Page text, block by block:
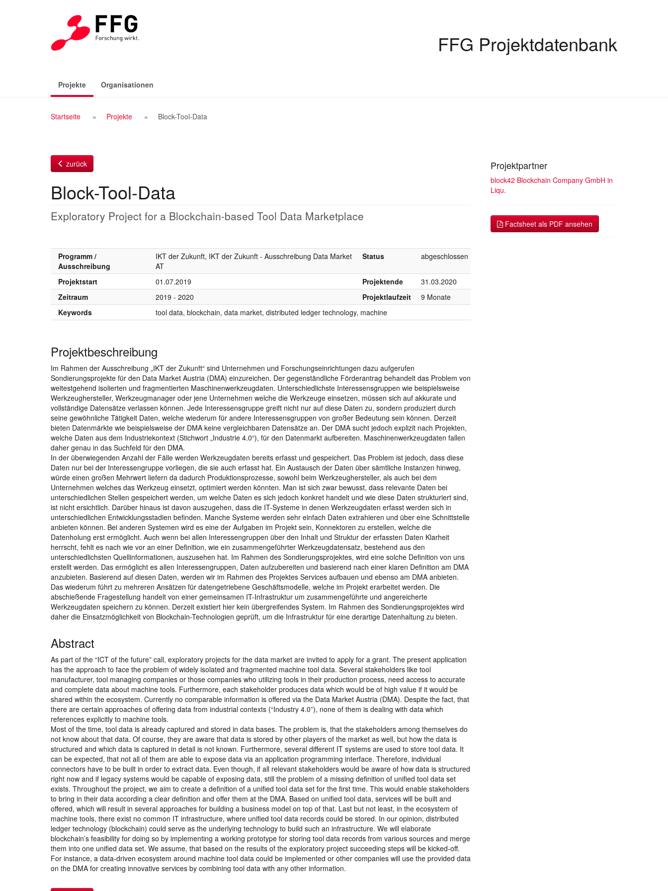
FFG Projektdatenbank
Projekte(aktiv)Organisationen
Breadcrumb
Startseite Projekte Block-Tool-Data
zurück
Block-Tool-Data
Exploratory Project for a Blockchain-based Tool Data Marketplace
Programm /
Ausschreibung
IKT der Zukunft, IKT der Zukunft - Ausschreibung Data Market
AT
Status abgeschlossen
Projektstart 01.07.2019 Projektende
31.03.2020
Zeitraum
2019 - 2020 Projektlaufzeit
9 Monate
Keywords
tool data, blockchain, data market, distributed ledger technology, machine
Projektbeschreibung
Im Rahmen der Ausschreibung „IKT der Zukunft“ sind Unternehmen und Forschungseinrichtungen dazu aufgerufen
Sondierungsprojekte für den Data Market Austria (DMA) einzureichen. Der gegenständliche Förderantrag behandelt das Problem von
weitestgehend isolierten und fragmentierten Maschinenwerkzeugdaten. Unterschiedlichste Interessensgruppen wie beispielsweise
Werkzeughersteller, Werkzeugmanager oder jene Unternehmen welche die Werkzeuge einsetzen, müssen sich auf akkurate und
vollständige Datensätze verlassen können. Jede Interessensgruppe greift nicht nur auf diese Daten zu, sondern produziert durch
seine gewöhnliche Tätigkeit Daten, welche wiederum für andere Interessensgruppen von großer Bedeutung sein können. Derzeit
bieten Datenmärkte wie beispielsweise der DMA keine vergleichbaren Datensätze an. Der DMA sucht jedoch explizit nach Projekten,
welche Daten aus dem Industriekontext (Stichwort „Industrie 4.0“), für den Datenmarkt aufbereiten. Maschinenwerkzeugdaten fallen
daher genau in das Suchfeld für den DMA.
In der überwiegenden Anzahl der Fälle werden Werkzeugdaten bereits erfasst und gespeichert. Das Problem ist jedoch, dass diese
Daten nur bei der Interessengruppe vorliegen, die sie auch erfasst hat. Ein Austausch der Daten über sämtliche Instanzen hinweg,
würde einen großen Mehrwert liefern da dadurch Produktionsprozesse, sowohl beim Werkzeughersteller, als auch bei dem
Unternehmen welches das Werkzeug einsetzt, optimiert werden könnten. Man ist sich zwar bewusst, dass relevante Daten bei
unterschiedlichen Stellen gespeichert werden, um welche Daten es sich jedoch konkret handelt und wie diese Daten strukturiert sind,
ist nicht ersichtlich. Darüber hinaus ist davon auszugehen, dass die IT-Systeme in denen Werkzeugdaten erfasst werden sich in
unterschiedlichen Entwicklungsstadien befinden. Manche Systeme werden sehr einfach Daten extrahieren und über eine Schnittstelle
anbieten können. Bei anderen Systemen wird es eine der Aufgaben im Projekt sein, Konnektoren zu erstellen, welche die
Datenholung erst ermöglicht. Auch wenn bei allen Interessengruppen über den Inhalt und Struktur der erfassten Daten Klarheit
herrscht, fehlt es nach wie vor an einer Definition, wie ein zusammengeführter Werkzeugdatensatz, bestehend aus den
unterschiedlichsten Quellinformationen, auszusehen hat. Im Rahmen des Sondierungsprojektes, wird eine solche Definition von uns
erstellt werden. Das ermöglicht es allen Interessengruppen, Daten aufzubereiten und basierend nach einer klaren Definition am DMA
anzubieten. Basierend auf diesen Daten, werden wir im Rahmen des Projektes Services aufbauen und ebenso am DMA anbieten.
Das wiederum führt zu mehreren Ansätzen für datengetriebene Geschäftsmodelle, welche im Projekt erarbeitet werden. Die
abschießende Fragestellung handelt von einer gemeinsamen IT-Infrastruktur um zusammengeführte und angereicherte
Werkzeugdaten speichern zu können. Derzeit existiert hier kein übergreifendes System. Im Rahmen des Sondierungsprojektes wird
daher die Einsatzmöglichkeit von Blockchain-Technologien geprüft, um die Infrastruktur für eine derartige Datenhaltung zu bieten.
Abstract
As part of the “ICT of the future” call, exploratory projects for the data market are invited to apply for a grant. The present application
has the approach to face the problem of widely isolated and fragmented machine tool data. Several stakeholders like tool
manufacturer, tool managing companies or those companies who utilizing tools in their production process, need access to accurate
and complete data about machine tools. Furthermore, each stakeholder produces data which would be of high value if it would be
shared within the ecosystem. Currently no comparable information is offered via the Data Market Austria (DMA). Despite the fact, that
there are certain approaches of offering data from industrial contexts (“Industry 4.0”), none of them is dealing with data which
references explicitly to machine tools.
Most of the time, tool data is already captured and stored in data bases. The problem is, that the stakeholders among themselves do
not know about that data. Of course, they are aware that data is stored by other players of the market as well, but how the data is
structured and which data is captured in detail is not known. Furthermore, several different IT systems are used to store tool data. It
can be expected, that not all of them are able to expose data via an application programming interface. Therefore, individual
connectors have to be built in order to extract data. Even though, if all relevant stakeholders would be aware of how data is structured
right now and if legacy systems would be capable of exposing data, still the problem of a missing definition of unified tool data set
exists. Throughout the project, we aim to create a definition of a unified tool data set for the first time. This would enable stakeholders
to bring in their data according a clear definition and offer them at the DMA. Based on unified tool data, services will be built and
offered, which will result in several approaches for building a business model on top of that. Last but not least, in the ecosystem of
machine tools, there exist no common IT infrastructure, where unified tool data records could be stored. In our opinion, distributed
ledger technology (blockchain) could serve as the underlying technology to build such an infrastructure. We will elaborate
blockchain’s feasibility for doing so by implementing a working prototype for storing tool data records from various sources and merge
them into one unified data set. We assume, that based on the results of the exploratory project succeeding steps will be kicked-off.
For instance, a data-driven ecosystem around machine tool data could be implemented or other companies will use the provided data
on the DMA for creating innovative services by combining tool data with any other information.
Projektpartner
block42 Blockchain Company GmbH in
Liqu.
Factsheet als PDF ansehen